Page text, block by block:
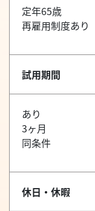
定年65歳
再雇用制度あり
試用期間
あり
3ヶ月
同条件
休日・休暇